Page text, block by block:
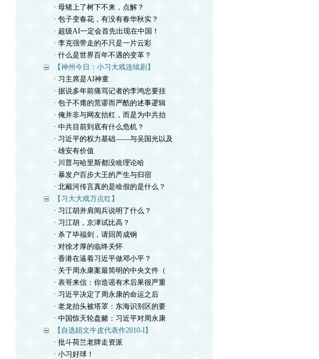
· 母猪上了树下不来，点解？
· 包子变春花，有没有春华秋实？
· 超级AI一定会首先出现在中国！
· 李克强带走的不只是一片云彩
· 什么是世界百年不遇的变革？
【神州今日：小习大戏连续剧】
· 习主席是AI神童
· 据说多年前痛骂记者的李鸿忠要挂
· 包子不瘪的荒谬而严酷的述事逻辑
· 俺并非与网友抬杠，而是为中共抬
· 中共目前到底有什么危机？
· 习近平的权力基础——与吴国光以及
· 雄安有价值
· 川普与哈里斯都没啥理论哈
· 暴发户百步大王的产生与归宿
· 北戴河传言真的是啥假的是什么？
【习大大戏万点红】
· 习江胡并肩阅兵说明了什么？
· 习江胡，京津试比高？
· 杀了毕福剑，请回芮成钢
· 对徐才厚的临终关怀
· 香港在逼着习近平做邓小平？
· 关于周永康案最简明的中央文件（
· 表哥来信：你造谣有术后果很严重
· 习近平决定了周永康的命运之后
· 老龙抬头被塔罩：东海识别区的要
· 中国惊天轮盘赌：习近平对周永康
【自选妞文牛皮代表作2010-I】
· 批斗荷兰老牌走资派
· 小习好球！